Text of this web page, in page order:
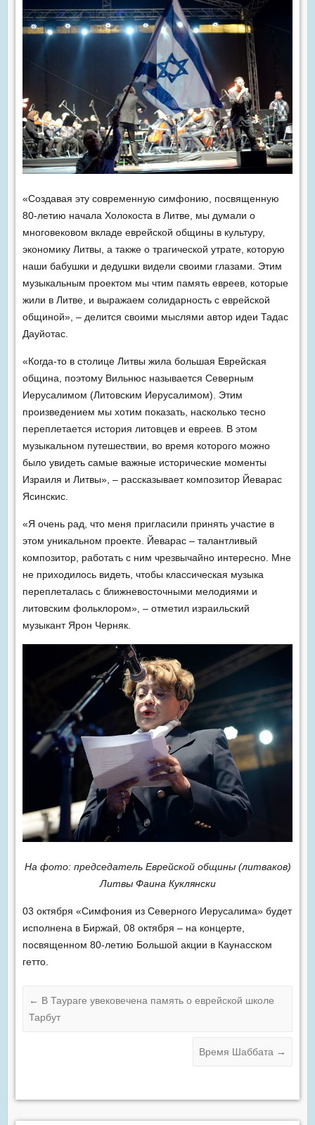
«Создавая эту современную симфонию, посвященную
80-летию начала Холокоста в Литве, мы думали о
многовековом вкладе еврейской общины в культуру,
экономику Литвы, а также о трагической утрате, которую
наши бабушки и дедушки видели своими глазами. Этим
музыкальным проектом мы чтим память евреев, которые
жили в Литве, и выражаем солидарность с еврейской
общиной», – делится своими мыслями автор идеи Тадас
Дауйотас.
«Когда-то в столице Литвы жила большая Еврейская
община, поэтому Вильнюс называется Северным
Иерусалимом (Литовским Иерусалимом). Этим
произведением мы хотим показать, насколько тесно
переплетается история литовцев и евреев. В этом
музыкальном путешествии, во время которого можно
было увидеть самые важные исторические моменты
Израиля и Литвы», – рассказывает композитор Йеварас
Ясинскис.
«Я очень рад, что меня пригласили принять участие в
этом уникальном проекте. Йеварас – талантливый
композитор, работать с ним чрезвычайно интересно. Мне
не приходилось видеть, чтобы классическая музыка
переплеталась с ближневосточными мелодиями и
литовским фольклором», – отметил израильский
музыкант Ярон Черняк.
На фото: председатель Еврейской общины (литваков)
Литвы Фаина Куклянски
03 октября «Симфония из Северного Иерусалима» будет
исполнена в Биржай, 08 октября – на концерте,
посвященном 80-летию Большой акции в Каунасском
гетто.
← В Таураге увековечена память о еврейской школе
Тарбут
Время Шаббата →